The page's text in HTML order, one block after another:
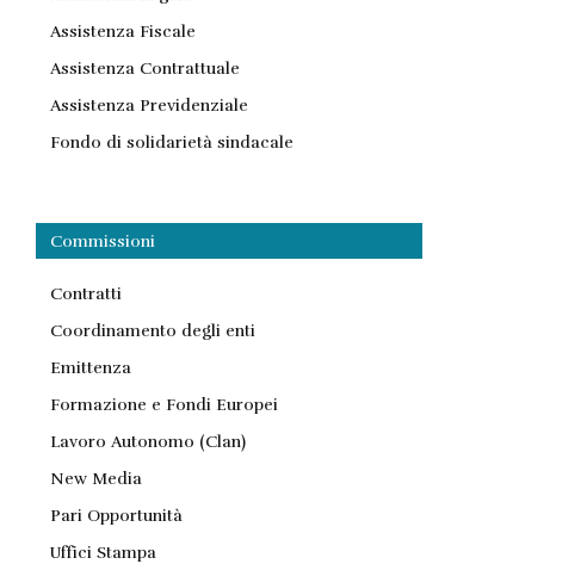
Assistenza Fiscale
Assistenza Contrattuale
Assistenza Previdenziale
Fondo di solidarietà sindacale
Commissioni
Contratti
Coordinamento degli enti
Emittenza
Formazione e Fondi Europei
Lavoro Autonomo (Clan)
New Media
Pari Opportunità
Uffici Stampa